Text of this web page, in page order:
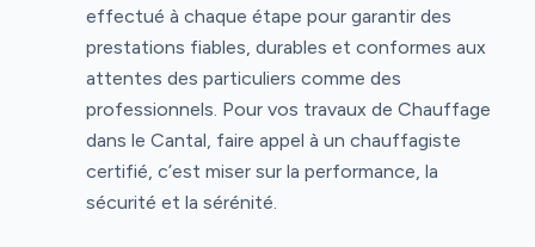
effectué à chaque étape pour garantir des
prestations fiables, durables et conformes aux
attentes des particuliers comme des
professionnels. Pour vos travaux de Chauffage
dans le Cantal, faire appel à un chauffagiste
certifié, c’est miser sur la performance, la
sécurité et la sérénité.